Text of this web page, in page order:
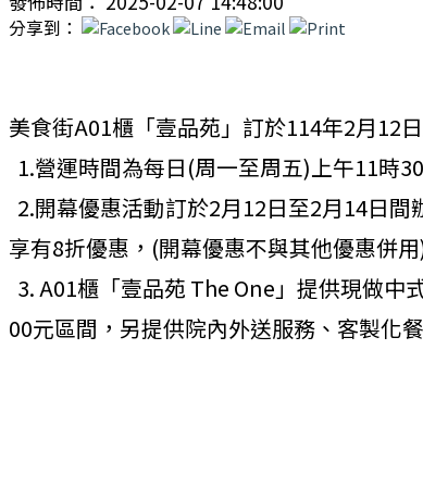
分享到：
美食街A01櫃「壹品苑」訂於114年2月12
1.營運時間為每日(周一至周五)上午11時
2.開幕優惠活動訂於2月12日至2月14日間
享有8折優惠，(開幕優惠不與其他優惠併用
3. A01櫃「壹品苑 The One」提供現做
00元區間，另提供院內外送服務、客製化